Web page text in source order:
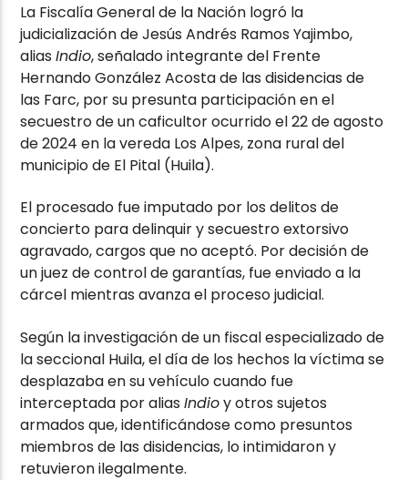
La Fiscalía General de la Nación logró la
judicialización de Jesús Andrés Ramos Yajimbo,
aliasIndio, señalado integrante del Frente
Hernando González Acosta de las disidencias de
las Farc, por su presunta participación en el
secuestro de un caficultor ocurrido el 22 de agosto
de 2024 en la vereda Los Alpes, zona rural del
municipio de El Pital (Huila).
El procesado fue imputado por los delitos de
concierto para delinquir y secuestro extorsivo
agravado, cargos que no aceptó. Por decisión de
un juez de control de garantías, fue enviado a la
cárcel mientras avanza el proceso judicial.
Según la investigación de un fiscal especializado de
la seccional Huila, el día de los hechos la víctima se
desplazaba en su vehículo cuando fue
interceptada por aliasIndioy otros sujetos
armados que, identificándose como presuntos
miembros de las disidencias, lo intimidaron y
retuvieron ilegalmente.